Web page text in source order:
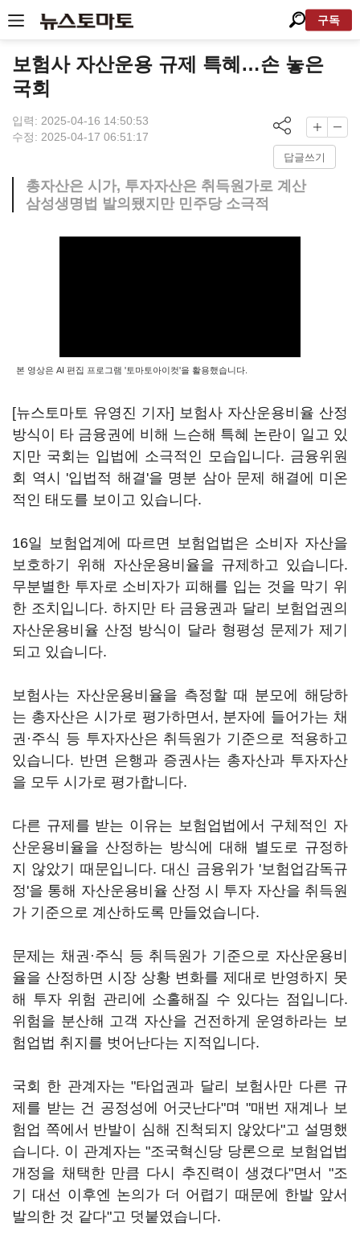
구독
보험사 자산운용 규제 특혜…손 놓은
국회
입력: 2025-04-16 14:50:53
수정: 2025-04-17 06:51:17
답글쓰기
총자산은 시가, 투자자산은 취득원가로 계산
삼성생명법 발의됐지만 민주당 소극적
본 영상은 AI 편집 프로그램 '토마토아이컷'을 활용했습니다.
[뉴스토마토 유영진 기자] 보험사 자산운용비율 산정
방식이 타 금융권에 비해 느슨해 특혜 논란이 일고 있
지만 국회는 입법에 소극적인 모습입니다. 금융위원
회 역시 '입법적 해결'을 명분 삼아 문제 해결에 미온
적인 태도를 보이고 있습니다.
16일 보험업계에 따르면 보험업법은 소비자 자산을
보호하기 위해 자산운용비율을 규제하고 있습니다.
무분별한 투자로 소비자가 피해를 입는 것을 막기 위
한 조치입니다. 하지만 타 금융권과 달리 보험업권의
자산운용비율 산정 방식이 달라 형평성 문제가 제기
되고 있습니다.
보험사는 자산운용비율을 측정할 때 분모에 해당하
는 총자산은 시가로 평가하면서, 분자에 들어가는 채
권·주식 등 투자자산은 취득원가 기준으로 적용하고
있습니다. 반면 은행과 증권사는 총자산과 투자자산
을 모두 시가로 평가합니다.
다른 규제를 받는 이유는 보험업법에서 구체적인 자
산운용비율을 산정하는 방식에 대해 별도로 규정하
지 않았기 때문입니다. 대신 금융위가 '보험업감독규
정'을 통해 자산운용비율 산정 시 투자 자산을 취득원
가 기준으로 계산하도록 만들었습니다.
문제는 채권·주식 등 취득원가 기준으로 자산운용비
율을 산정하면 시장 상황 변화를 제대로 반영하지 못
해 투자 위험 관리에 소홀해질 수 있다는 점입니다.
위험을 분산해 고객 자산을 건전하게 운영하라는 보
험업법 취지를 벗어난다는 지적입니다.
국회 한 관계자는 "타업권과 달리 보험사만 다른 규
제를 받는 건 공정성에 어긋난다"며 "매번 재계나 보
험업 쪽에서 반발이 심해 진척되지 않았다"고 설명했
습니다. 이 관계자는 "조국혁신당 당론으로 보험업법
개정을 채택한 만큼 다시 추진력이 생겼다"면서 "조
기 대선 이후엔 논의가 더 어렵기 때문에 한발 앞서
발의한 것 같다"고 덧붙였습니다.